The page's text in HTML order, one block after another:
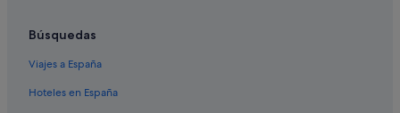
Búsquedas
Viajes a España
Hoteles en España